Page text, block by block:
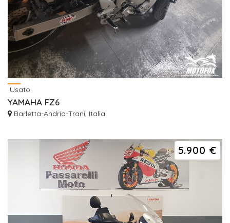
Usato
YAMAHA FZ6
Barletta-Andria-Trani, Italia
5.900 €